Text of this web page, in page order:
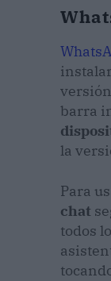
barra
la
Para
chat
todos